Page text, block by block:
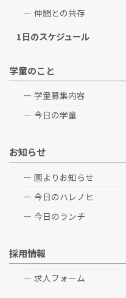
仲間との共存
1日のスケジュール
学童のこと
学童募集内容
今日の学童
お知らせ
園よりお知らせ
今日のハレノヒ
今日のランチ
採用情報
求人フォーム